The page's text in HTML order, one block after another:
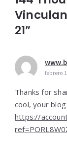
21”
febrero
Thanks for
cool, your
https://